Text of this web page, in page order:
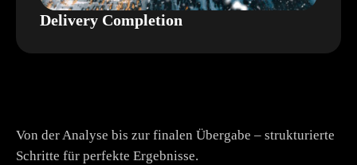
Delivery Completion
Von der Analyse bis zur finalen Übergabe – strukturierte
Schritte für perfekte Ergebnisse.